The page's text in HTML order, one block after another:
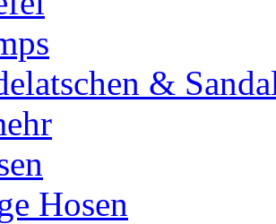
&
Hosen